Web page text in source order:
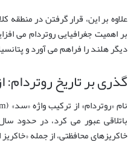
بر اهمیت جغرافیایی روتردام می
دیگر هلند را فراهم می آورد و
گذری بر تاریخ روتردام:
خاکریزهای محافظتی، از جمله